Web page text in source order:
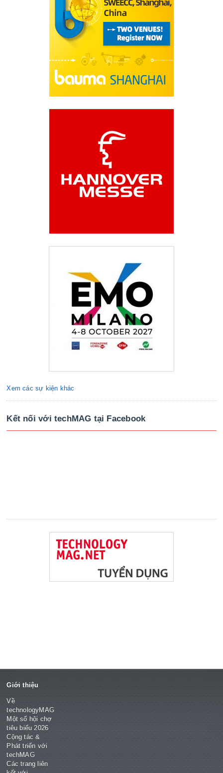
Xem các sự kiện khác
Kết nối với techMAG tại Facebook
Giới thiệu
Về
technologyMAG
Một số hội chợ
tiêu biểu 2026
Cộng tác &
Phát triển với
techMAG
Các trang liên